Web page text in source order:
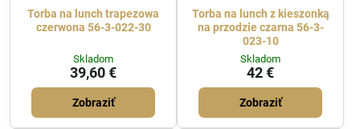
Torba na lunch trapezowa
czerwona 56-3-022-30
Skladom
39,60 €
Zobraziť
Torba na lunch z kieszonką
na przodzie czarna 56-3-
023-10
Skladom
42 €
Zobraziť